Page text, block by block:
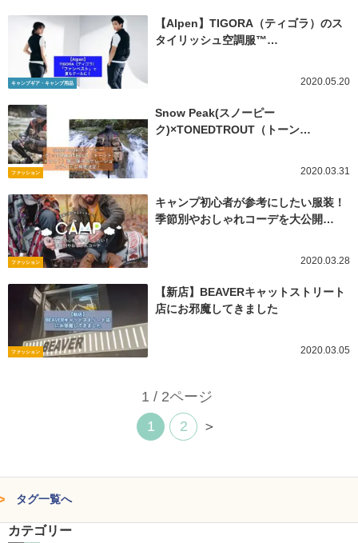
キャンプギア・キャンプ用品
【Alpen】TIGORA（ティゴラ）のス
タイリッシュ空調服™️…
2020.05.20
ファッション
Snow Peak(スノーピー
ク)×TONEDTROUT（トーン…
2020.03.31
ファッション
キャンプ初心者が参考にしたい服装！
季節別やおしゃれコーデを大公開…
2020.03.28
ファッション
【新店】BEAVERキャットストリート
店にお邪魔してきました
2020.03.05
1 / 2ページ
1
2 ＞
タグ一覧へ
カテゴリー